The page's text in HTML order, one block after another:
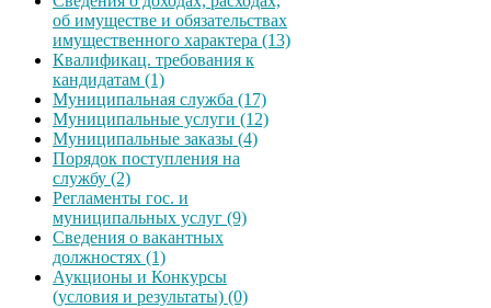
об имуществе и обязательствах
имущественного характера (13)
Квалификац. требования к
кандидатам (1)
Муниципальная служба (17)
Муниципальные услуги (12)
Муниципальные заказы (4)
Порядок поступления на
службу (2)
Регламенты гос. и
муниципальных услуг (9)
Сведения о вакантных
должностях (1)
Аукционы и Конкурсы
(условия и результаты) (0)